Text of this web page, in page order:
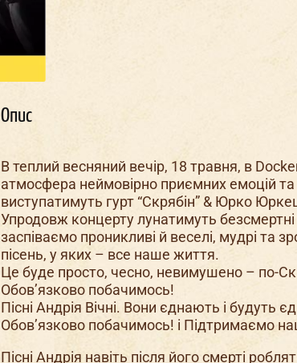
Опис
В теплий весняний вечір, 18 травня, в
атмосфера неймовірно приємних емоцій та
виступатимуть гурт “Скрябін” & Юрко
Упродовж концерту лунатимуть
заспіваємо проникливі й веселі, мудрі та
пісень, у яких – все наше життя.
Це буде просто, чесно, невимушено – по-
Обов’язково побачимось!
Пісні Андрія Вічні. Вони єднають і будуть
Обов’язково побачимось! і Підтримаємо
Пісні Андрія навіть після його смерті